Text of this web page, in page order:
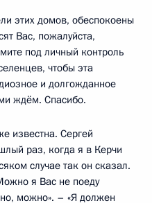
этих домов, обеспокоены
Вас, пожалуйста,
под личный контроль
чтобы эта
и долгожданное
ждём. Спасибо.
известна. Сергей
раз, когда я в Керчи
случае так он сказал.
я Вас не поеду
можно». – «Я должен